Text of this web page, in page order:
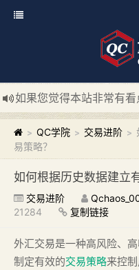
> QC学院 > 交易进阶 >
易策略？
如何根据历史数据建立
交易进阶
21284
复制链接
外汇交易是一种高风险、
制定有效的交易策略来控